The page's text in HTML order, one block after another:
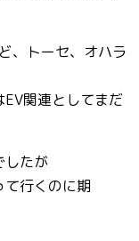
、トーセ、オハラ
関連としてまだ
したが
行くのに期